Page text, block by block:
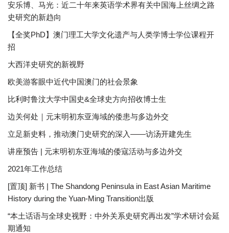
安乐博、马光：近二十年来英语学术界有关中国海上丝绸之路
史研究的新趋向
【全奖PhD】澳门理工大学文化遗产与人类学博士学位课程开
招
大西洋史研究的新视野
欧美游客眼中近代中国澳门的社会景象
比利时鲁汶大学中国史&全球史方向招收博士生
边关何处｜元末明初东亚海域的倭患与多边外交
立足新史料，推动澳门史研究的深入——访汤开建先生
讲座预告 | 元末明初东亚海域的倭寇活动与多边外交
2021年工作总结
[置顶] 新书 | The Shandong Peninsula in East Asian Maritime
History during the Yuan-Ming Transition出版
“本土话语与全球史视野：中外关系史研究再出发”学术研讨会延
期通知